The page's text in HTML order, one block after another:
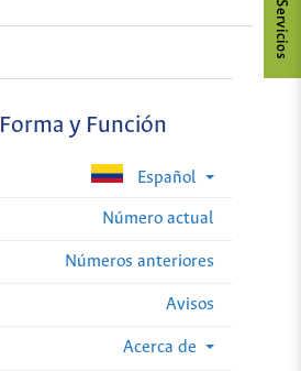
Forma y Función
Español
Número actual
Números anteriores
Avisos
Acerca de